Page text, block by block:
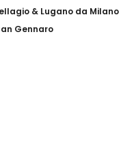
& Lugano da Milano
Gennaro